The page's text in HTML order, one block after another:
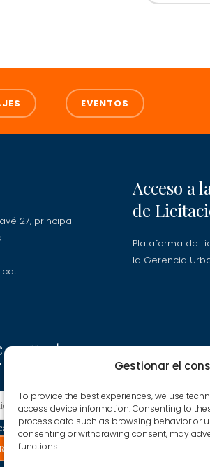
Gestionar el
To provide the best experiences, we use
access device information. Consenting to
process data such as browsing behavior or
consenting or withdrawing consent, may
functions.
EVENTOS
27, principal
a nuestra
de privacidad
Acceso a
de
Plataforma de
la Gerencia